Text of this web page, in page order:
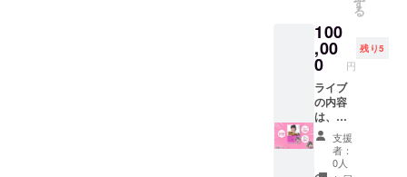
度ご相
談させ
てくだ
さい。
中高生
などへ
マーケ
ティン
グ的な
アプ
る
100
,00
0 円
残り5
ライブ
の内容
は、お
笑いラ
イブ、
本書の
支援
者：
0人